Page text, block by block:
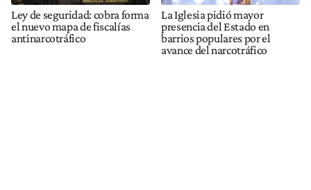
Ley de seguridad: cobra forma
el nuevo mapa de fiscalías
antinarcotráfico
La Iglesia pidió mayor
presencia del Estado en
barrios populares por el
avance del narcotráfico